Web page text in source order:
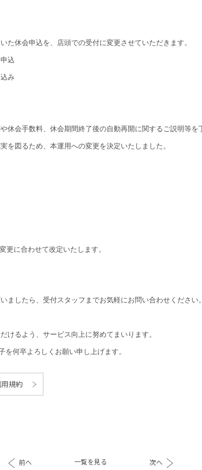
た休会申込を、店頭での受付に変更させていただきます。
込
み
休会手数料、休会期間終了後の自動再開に関するご説明等を
を図るため、本運用への変更を決定いたしました。
更に合わせて改定いたします。
ましたら、受付スタッフまでお気軽にお問い合わせください。
けるよう、サービス向上に努めてまいります。
を何卒よろしくお願い申し上げます。
規約
前へ 一覧を見る 次へ